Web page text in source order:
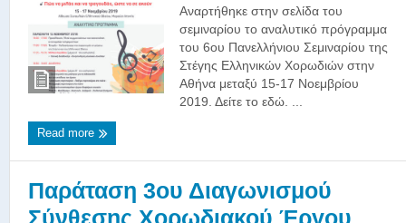
Αναρτήθηκε στην σελίδα του
σεμιναρίου το αναλυτικό πρόγραμμα
του 6oυ Πανελλήνιου Σεμιναρίου της
Στέγης Ελληνικών Χορωδιών στην
Αθήνα μεταξύ 15-17 Νοεμβρίου
2019. Δείτε το εδώ. ...
Read more
Παράταση 3ου Διαγωνισμού
Σύνθεσης Χορωδιακού Έργου